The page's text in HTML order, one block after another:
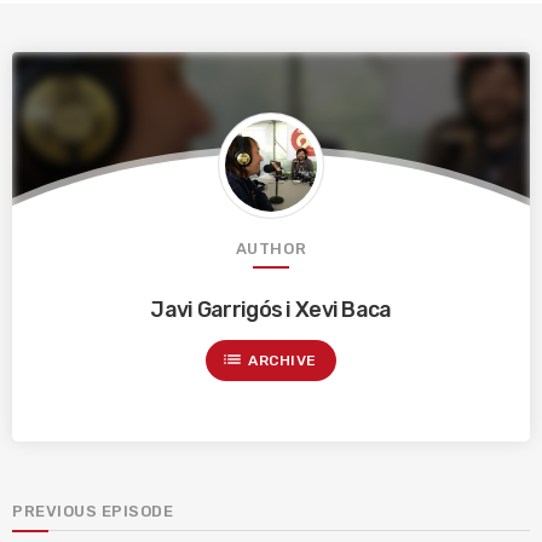
AUTHOR
Javi Garrigós i Xevi Baca
list ARCHIVE
PREVIOUS EPISODE